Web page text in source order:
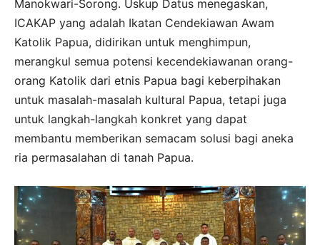
Manokwari-Sorong. Uskup Datus menegaskan,
ICAKAP yang adalah Ikatan Cendekiawan Awam
Katolik Papua, didirikan untuk menghimpun,
merangkul semua potensi kecendekiawanan orang-
orang Katolik dari etnis Papua bagi keberpihakan
untuk masalah-masalah kultural Papua, tetapi juga
untuk langkah-langkah konkret yang dapat
membantu memberikan semacam solusi bagi aneka
ria permasalahan di tanah Papua.